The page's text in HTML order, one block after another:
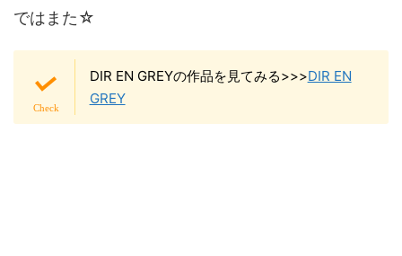
ではまた☆
DIR EN GREYの作品を見てみる>>>DIR EN
GREY